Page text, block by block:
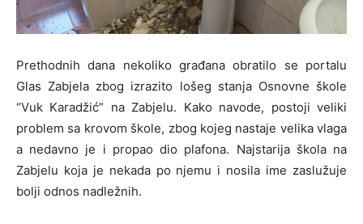
Prethodnih dana nekoliko građana obratilo se portalu
Glas Zabjela zbog izrazito lošeg stanja Osnovne škole
“Vuk Karadžić” na Zabjelu. Kako navode, postoji veliki
problem sa krovom škole, zbog kojeg nastaje velika vlaga
a nedavno je i propao dio plafona. Najstarija škola na
Zabjelu koja je nekada po njemu i nosila ime zaslužuje
bolji odnos nadležnih.